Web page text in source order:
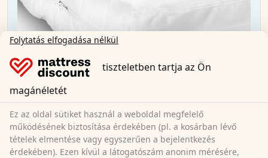
Hideghab matrac K16 / 180x200 cm / H2 + H3 /
16 cm magas / 16 cm magas
Folytatás elfogadása nélkül
tiszteletben tartja az Ön
magánéletét
Ez az oldal sütiket használ a weboldal megfelelő
működésének biztosítása érdekében (pl. a kosárban lévő
tételek elmentése vagy egyszerűen a bejelentkezés
érdekében). Ezen kívül a látogatószám anonim mérésére,